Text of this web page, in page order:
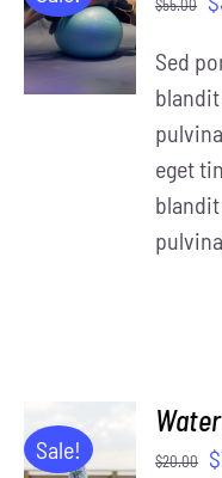
CART
DETAILS
$55.00
Sed
eget
Sale!
ADD TO
CART
$20.00 $